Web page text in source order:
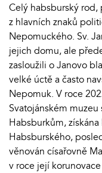
Celý habsburský
z hlavních znaků
Nepomuckého. Sv.
jejich domu, ale
zasloužili o Janovo
velké úctě a často
Nepomuk. V roce
Svatojánském
Habsburkům,
Habsburského,
věnován císařovně
v roce její